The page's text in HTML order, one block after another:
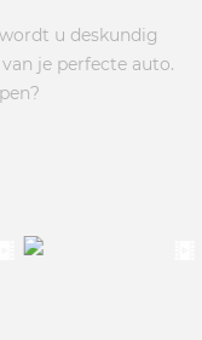
u deskundig
je perfecte auto.